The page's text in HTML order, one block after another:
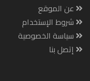
عن الموقع
شروط الإستخدام
سياسة الخصوصية
إتصل بنا